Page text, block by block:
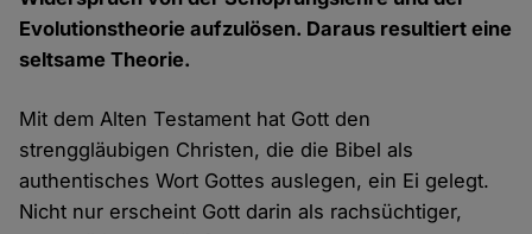
Evolutionstheorie aufzulösen. Daraus resultiert eine
seltsame Theorie.
Mit dem Alten Testament hat Gott den
strenggläubigen Christen, die die Bibel als
authentisches Wort Gottes auslegen, ein Ei gelegt.
Nicht nur erscheint Gott darin als rachsüchtiger,